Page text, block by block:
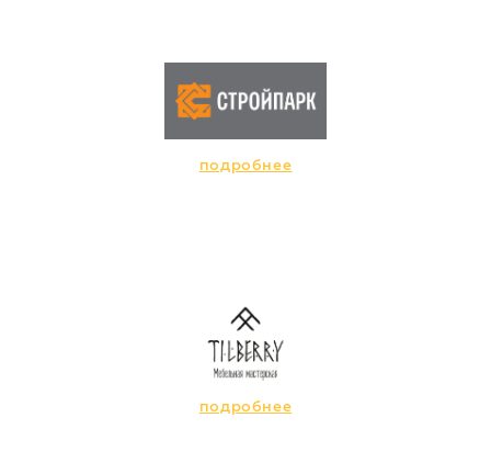
подробнее
подробнее